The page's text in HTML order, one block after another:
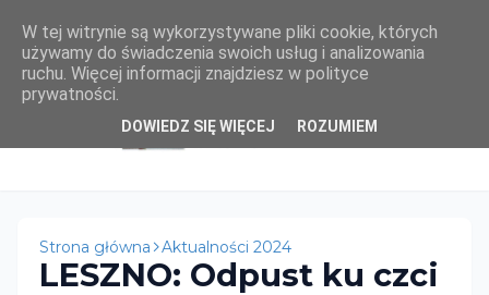
Strona główna Aktualności 2024
LESZNO: Odpust ku czci
W tej witrynie są wykorzystywane pliki cookie, których
używamy do świadczenia swoich usług i analizowania
ruchu. Więcej informacji znajdziesz w polityce
prywatności.
DOWIEDZ SIĘ WIĘCEJ ROZUMIEM